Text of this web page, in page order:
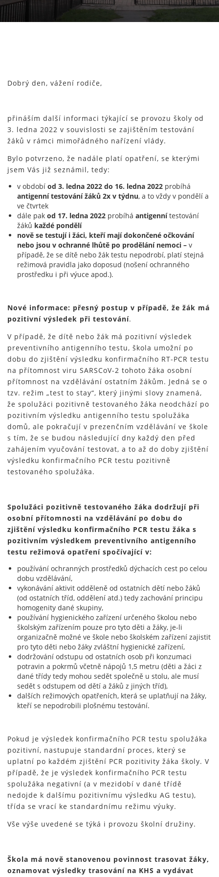
Dobrý den, vážení rodiče,
přináším další informaci týkající se provozu školy od
3. ledna 2022 v souvislosti se zajištěním testování
žáků v rámci mimořádného nařízení vlády.
Bylo potvrzeno, že nadále platí opatření, se kterými
jsem Vás již seznámil, tedy:
v období od 3. ledna 2022 do 16. ledna 2022 probíhá
antigenní testování žáků 2x v týdnu, a to vždy v pondělí a
ve čtvrtek
dále pak od 17. ledna 2022 probíhá antigennítestování
žáků každé pondělí
nově se testují i žáci, kteří mají dokončené očkování
nebo jsou v ochranné lhůtě po prodělání nemoci – v
případě, že se dítě nebo žák testu nepodrobí, platí stejná
režimová pravidla jako doposud (nošení ochranného
prostředku i při výuce apod.).
Nové informace: přesný postup v případě, že žák má
pozitivní výsledek při testování.
V případě, že dítě nebo žák má pozitivní výsledek
preventivního antigenního testu, škola umožní po
dobu do zjištění výsledku konfirmačního RT-PCR testu
na přítomnost viru SARSCoV-2 tohoto žáka osobní
přítomnost na vzdělávání ostatním žákům. Jedná se o
tzv. režim „test to stay“, který jinými slovy znamená,
že spolužáci pozitivně testovaného žáka neodchází po
pozitivním výsledku antigenního testu spolužáka
domů, ale pokračují v prezenčním vzdělávání ve škole
s tím, že se budou následující dny každý den před
zahájením vyučování testovat, a to až do doby zjištění
výsledku konfirmačního PCR testu pozitivně
testovaného spolužáka.
Spolužáci pozitivně testovaného žáka dodržují při
osobní přítomnosti na vzdělávání po dobu do
zjištění výsledku konfirmačního PCR testu žáka s
pozitivním výsledkem preventivního antigenního
testu režimová opatření spočívající v:
používání ochranných prostředků dýchacích cest po celou
dobu vzdělávání,
vykonávání aktivit odděleně od ostatních dětí nebo žáků
(od ostatních tříd, oddělení atd.) tedy zachování principu
homogenity dané skupiny,
používání hygienického zařízení určeného školou nebo
školským zařízením pouze pro tyto děti a žáky, je-li
organizačně možné ve škole nebo školském zařízení zajistit
pro tyto děti nebo žáky zvláštní hygienické zařízení,
dodržování odstupu od ostatních osob při konzumaci
potravin a pokrmů včetně nápojů 1,5 metru (děti a žáci z
dané třídy tedy mohou sedět společně u stolu, ale musí
sedět s odstupem od dětí a žáků z jiných tříd),
dalších režimových opatřeních, která se uplatňují na žáky,
kteří se nepodrobili plošnému testování.
Pokud je výsledek konfirmačního PCR testu spolužáka
pozitivní, nastupuje standardní proces, který se
uplatní po každém zjištění PCR pozitivity žáka školy. V
případě, že je výsledek konfirmačního PCR testu
spolužáka negativní (a v mezidobí v dané třídě
nedojde k dalšímu pozitivnímu výsledku AG testu),
třída se vrací ke standardnímu režimu výuky.
Vše výše uvedené se týká i provozu školní družiny.
Škola má nově stanovenou povinnost trasovat žáky,
oznamovat výsledky trasování na KHS a vydávat